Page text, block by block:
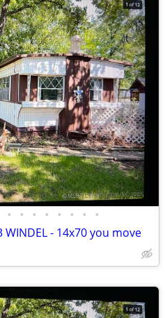
• • • • • • • •
- 14x70 you move